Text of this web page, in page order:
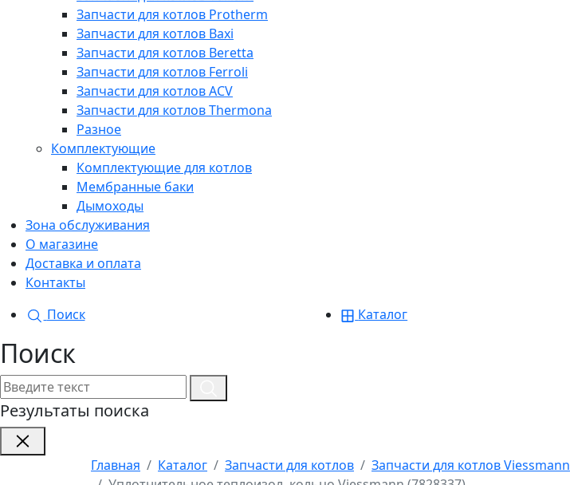
Запчасти для котлов Protherm
Запчасти для котлов Baxi
Запчасти для котлов Beretta
Запчасти для котлов Ferroli
Запчасти для котлов ACV
Запчасти для котлов Thermona
Разное
Комплектующие
Комплектующие для котлов
Мембранные баки
Дымоходы
Зона обслуживания
О магазине
Доставка и оплата
Контакты
Поиск
Каталог
Поиск
Результаты поиска
Главная Каталог Запчасти для котлов Запчасти для котлов Viessmann